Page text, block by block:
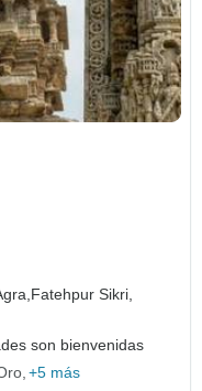
Fatehpur Sikri,
son bienvenidas
+5 más